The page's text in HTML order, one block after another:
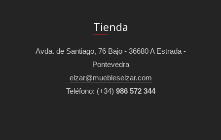
Tienda
Avda. de Santiago, 76 Bajo - 36680 A Estrada -
Pontevedra
elzar@muebleselzar.com
Teléfono: (+34) 986 572 344